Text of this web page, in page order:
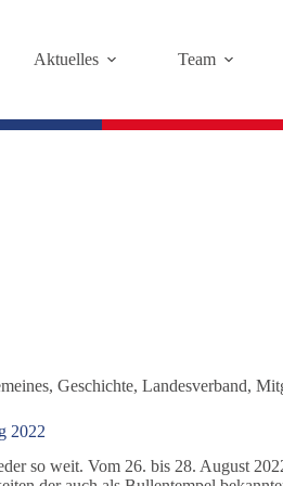
Aktuelles Team
, Geschichte, Landesverband,
2022
so weit. Vom 26. bis 28. August